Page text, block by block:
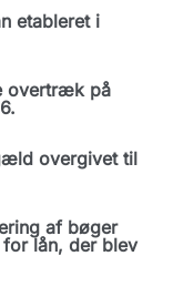
etableret i
overtræk på
overgivet til
af bøger
lån, der blev